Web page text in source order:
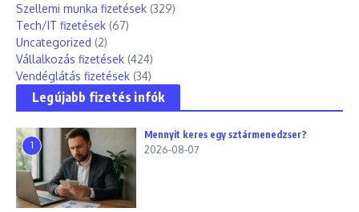
Szellemi munka fizetések (329)
Tech/IT fizetések (67)
Uncategorized (2)
Vállalkozás fizetések (424)
Vendéglátás fizetések (34)
Legújabb fizetés infók
1
Mennyit keres egy sztármenedzser?
2026-08-07